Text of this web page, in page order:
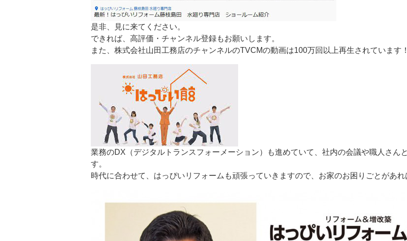
是非、見に来てください。
できれば、高評価・チャンネル登録もお願いします。
また、株式会社山田工務店のチャンネルのTVCMの動画は100万回以上再生されています！
業務のDX（デジタルトランスフォーメーション）も進めていて、社内の会議や職人さん
す。
時代に合わせて、はっぴいリフォームも頑張っていきますので、お家のお困りごとがあれ